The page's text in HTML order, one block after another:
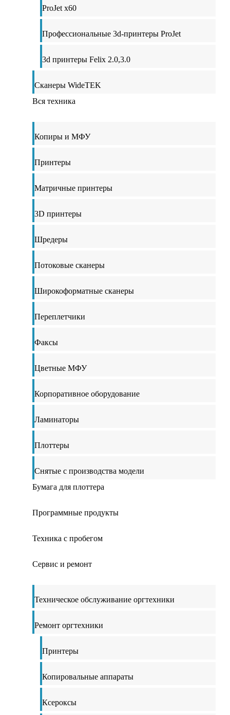
ProJet x60
Профессиональные 3d-принтеры ProJet
3d принтеры Felix 2.0,3.0
Сканеры WideTEK
Вся техника
Копиры и МФУ
Принтеры
Матричные принтеры
3D принтеры
Шредеры
Потоковые сканеры
Широкоформатные сканеры
Переплетчики
Факсы
Цветные МФУ
Корпоративное оборудование
Ламинаторы
Плоттеры
Снятые с производства модели
Бумага для плоттера
Программные продукты
Техника с пробегом
Сервис и ремонт
Техническое обслуживание оргтехники
Ремонт оргтехники
Принтеры
Копировальные аппараты
Ксероксы